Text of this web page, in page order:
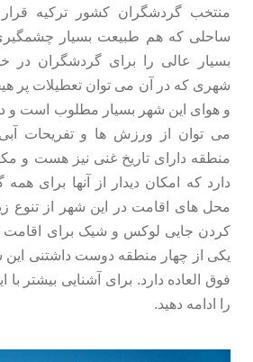
منتخب گردشگران کشور ترکیه
ساحلی که هم طبیعت بسیار
بسیار عالی را برای گردشگران در
شهری که در آن می توان تعطیلات پر
و هوای این شهر بسیار مطلوب است
می توان از ورزش ها و تفریحات
منطقه دارای تاریخ غنی نیز هست و
دارد که امکان دیدار از آنها برای
محل های اقامت در این شهر از تنوع
کردن جایی لوکس و شیک برای
یکی از چهار منطقه دوست داشتنی
فوق العاده دارد. برای آشنایی بیشتر
را ادامه دهید.